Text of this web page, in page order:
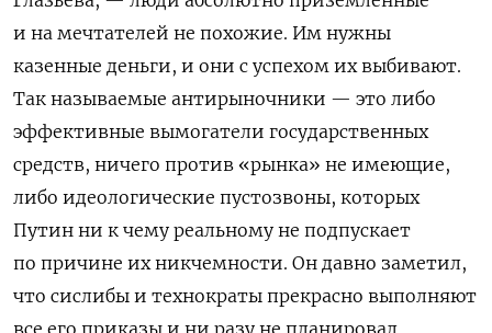
и на мечтателей не похожие. Им нужны
казенные деньги, и они с успехом их выбивают.
Так называемые антирыночники — это либо
эффективные вымогатели государственных
средств, ничего против «рынка» не имеющие,
либо идеологические пустозвоны, которых
Путин ни к чему реальному не подпускает
по причине их никчемности. Он давно заметил,
что сислибы и технократы прекрасно выполняют
все его приказы и ни разу не планировал